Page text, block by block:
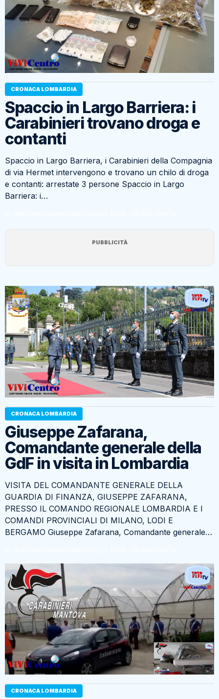
CRONACA LOMBARDIA
Spaccio in Largo Barriera: i
Carabinieri trovano droga e
contanti
Spaccio in Largo Barriera, i Carabinieri della Compagnia
di via Hermet intervengono e trovano un chilo di droga
e contanti: arrestate 3 persone Spaccio in Largo
Barriera: i…
PUBBLICITÀ
CRONACA LOMBARDIA
Giuseppe Zafarana,
Comandante generale della
GdF in visita in Lombardia
VISITA DEL COMANDANTE GENERALE DELLA
GUARDIA DI FINANZA, GIUSEPPE ZAFARANA,
PRESSO IL COMANDO REGIONALE LOMBARDIA E I
COMANDI PROVINCIALI DI MILANO, LODI E
BERGAMO Giuseppe Zafarana, Comandante generale…
CRONACA LOMBARDIA